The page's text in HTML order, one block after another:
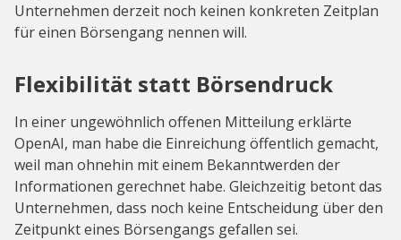
Unternehmen derzeit noch keinen konkreten Zeitplan
für einen Börsengang nennen will.
Flexibilität statt Börsendruck
In einer ungewöhnlich offenen Mitteilung erklärte
OpenAI, man habe die Einreichung öffentlich gemacht,
weil man ohnehin mit einem Bekanntwerden der
Informationen gerechnet habe. Gleichzeitig betont das
Unternehmen, dass noch keine Entscheidung über den
Zeitpunkt eines Börsengangs gefallen sei.